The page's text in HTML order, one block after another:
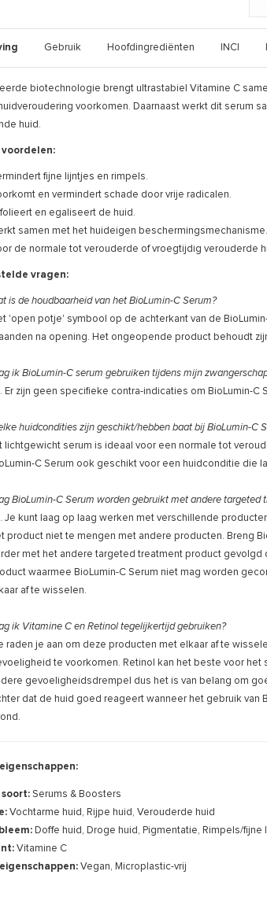
Gebruik Hoofdingrediënten INCI
biotechnologie brengt ultrastabiel Vitamine C
voorkomen. Daarnaast werkt dit serum
huid.
fijne lijntjes en rimpels.
en vermindert schade door vrije radicalen.
en egaliseert de huid.
samen met het huideigen beschermingsmechanisme.
de normale tot verouderde of vroegtijdig verouderde
vragen:
is de houdbaarheid van het BioLumin-C Serum?
'open potje' symbool op de achterkant van de
na opening. Het ongeopende product behoudt
ik BioLumin-C serum gebruiken tijdens mijn
Er zijn geen specifieke contra-indicaties om BioLumin-C
huidcondities zijn geschikt/hebben baat bij BioLumin-C
lichtgewicht serum is ideaal voor een normale tot
C Serum ook geschikt voor een huidconditie die
BioLumin-C Serum worden gebruikt met andere
Je kunt laag op laag werken met verschillende
product niet te mengen met andere producten. Breng
met het andere targeted treatment product gevolgd
waarmee BioLumin-C Serum niet mag worden
af te wisselen.
ik Vitamine C en Retinol tegelijkertijd gebruiken?
raden je aan om deze producten met elkaar af te
te voorkomen. Retinol kan het beste voor
gevoeligheidsdrempel dus het is van belang om
dat de huid goed reageert wanneer het gebruik van
Serums & Boosters
Vochtarme huid, Rijpe huid, Verouderde huid
Doffe huid, Droge huid, Pigmentatie, Rimpels/
Vitamine C
Vegan, Microplastic-vrij